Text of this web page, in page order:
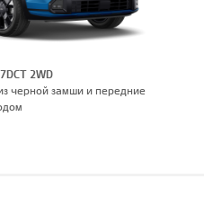
2WD
черной замши и передние